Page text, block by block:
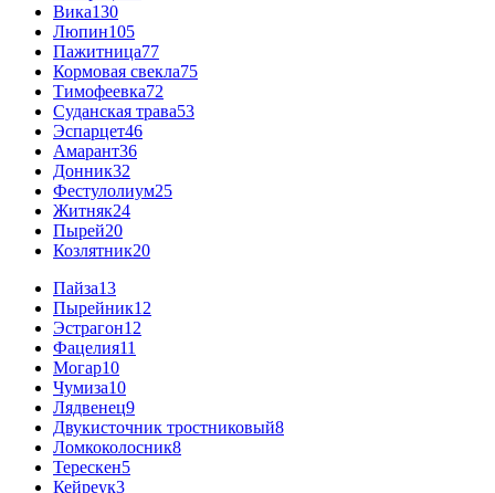
Вика130
Люпин105
Пажитница77
Кормовая свекла75
Тимофеевка72
Суданская трава53
Эспарцет46
Амарант36
Донник32
Фестулолиум25
Житняк24
Пырей20
Козлятник20
Пайза13
Пырейник12
Эстрагон12
Фацелия11
Могар10
Чумиза10
Лядвенец9
Двукисточник тростниковый8
Ломкоколосник8
Терескен5
Кейреук3